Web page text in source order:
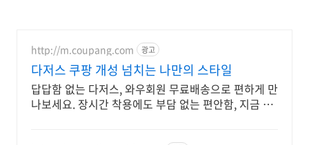
http://m.coupang.com 광고
다저스 쿠팡 개성 넘치는 나만의 스타일
답답함 없는 다저스, 와우회원 무료배송으로 편하게 만
나보세요. 장시간 착용에도 부담 없는 편안함, 지금 쿠